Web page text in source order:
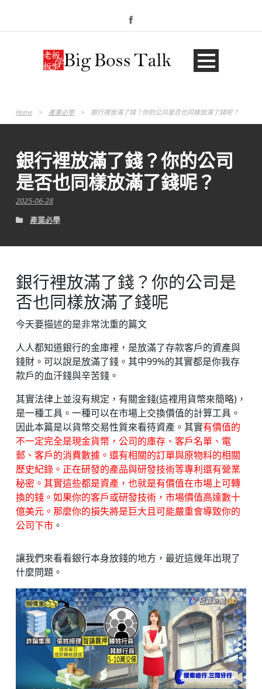
Home > 產業必學 > 銀行裡放滿了錢？你的公司是否也同樣放滿了錢呢？
銀行裡放滿了錢？你的公司
是否也同樣放滿了錢呢？
2025-06-28
產業必學
銀行裡放滿了錢？你的公司是
否也同樣放滿了錢呢
今天要描述的是非常沈重的篇文
人人都知道銀行的金庫裡，是放滿了存款客戶的資產與
錢財。可以說是放滿了錢。其中99%的其實都是你我存
款戶的血汗錢與辛苦錢。
其實法律上並沒有規定，有關金錢(這裡用貨幣來簡略)，
是一種工具。一種可以在市場上交換價值的計算工具。
因此本篇是以貨幣交易性質來看待資產。其實有價值的
不一定完全是現金貨幣，公司的庫存、客戶名單、電
郵、客戶的消費數據。還有相關的訂單與原物料的相關
歷史紀錄。正在研發的產品與研發技術等專利還有營業
秘密。其實這些都是資產，也就是有價值在市場上可轉
換的錢。如果你的客戶或研發技術，市場價值高達數十
億美元。那麼你的損失將是巨大且可能嚴重會導致你的
公司下市 。
讓我們來看看銀行本身放錢的地方，最近這幾年出現了
什麼問題。